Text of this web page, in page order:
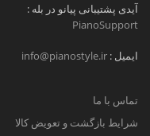
آیدی پشتیبانی پیانو در بله :
PianoSupport
ایمیل : info@pianostyle.ir
تماس با ما
شرایط بازگشت و تعویض کالا